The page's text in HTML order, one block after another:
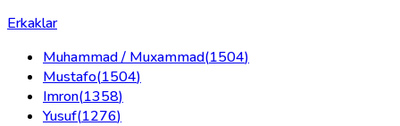
Erkaklar
Muhammad / Muxammad(1504)
Mustafo(1504)
Imron(1358)
Yusuf(1276)